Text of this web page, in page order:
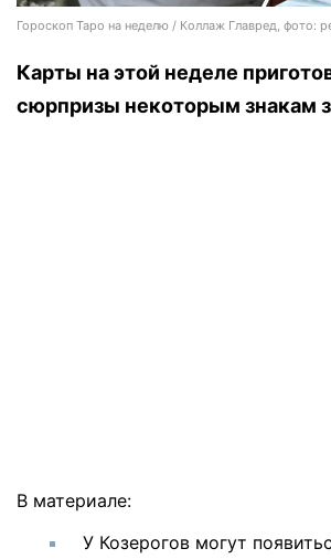
Гороскоп Таро на неделю / Коллаж Главред, фото:
Карты на этой неделе
сюрпризы некоторым знакам
В материале:
У Козерогов могут